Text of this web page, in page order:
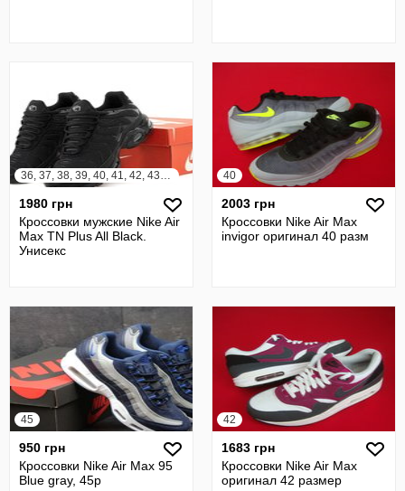
36, 37, 38, 39, 40, 41, 42, 43, 44, 45
1980 грн
Кроссовки мужские Nike Air
Max TN Plus All Black.
Унисекс
40
2003 грн
Кроссовки Nike Air Max
invigor оригинал 40 разм
45
950 грн
Кроссовки Nike Air Max 95
Blue gray, 45р
42
1683 грн
Кроссовки Nike Air Max
оригинал 42 размер